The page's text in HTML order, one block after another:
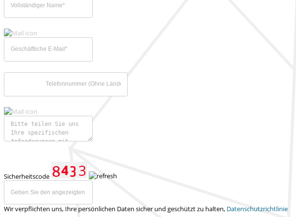
Sicherheitscode
Wir verpflichten uns, Ihre persönlichen Daten sicher und geschützt zu halten, Datenschutzrichtlinie